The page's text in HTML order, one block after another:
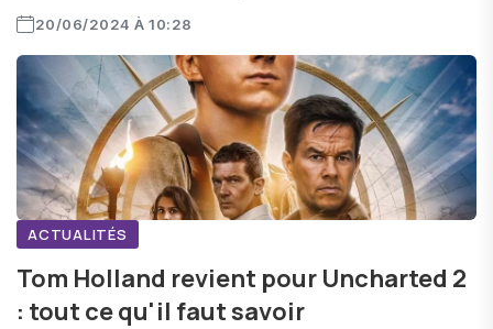
20/06/2024 À 10:28
ACTUALITÉS
Tom Holland revient pour Uncharted 2
: tout ce qu'il faut savoir